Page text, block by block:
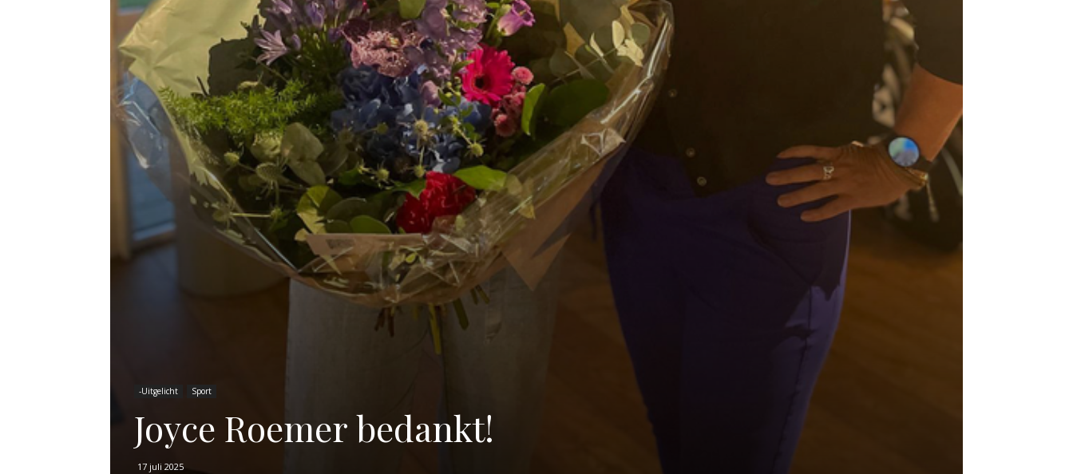
-Uitgelicht Sport
Joyce Roemer bedankt!
17 juli 2025